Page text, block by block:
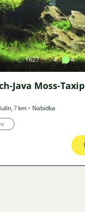
Obrázek
1627 4 4
Java Moss-
,? km • Nabídka